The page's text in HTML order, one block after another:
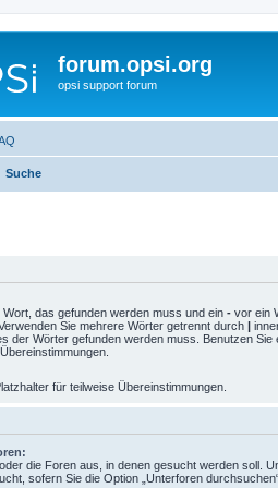
forum.opsi.org
opsi support forum
Suche
Wort, das gefunden werden muss und ein - vor ein
Sie mehrere Wörter getrennt durch |
der Wörter gefunden werden muss. Benutzen Sie
für teilweise Übereinstimmungen.
die Foren aus, in denen gesucht werden soll.
sofern Sie die Option „Unterforen